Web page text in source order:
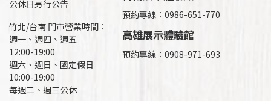
公休日另行公告
竹北/台南 門市營業時間：
週一、週四、週五
12:00-19:00
週六、週日、國定假日
10:00-19:00
每週二、週三公休
預約專線：0986-651-770
高雄展示體驗館
預約專線： 0908-971-693